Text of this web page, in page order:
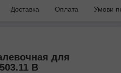
Доставка Оплата Умови
для
B